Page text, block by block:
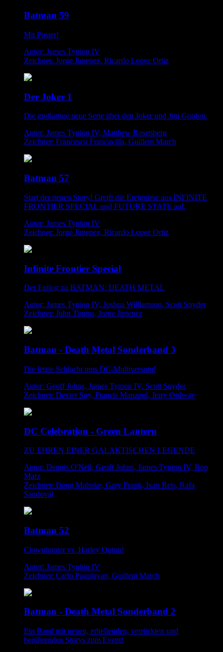
Batman 59
Mit Poster!
Autor: James Tynion IV
Zeichner: Jorge Jimenez, Ricardo Lopez Ortiz
Der Joker 1
Die großartige neue Serie über den Joker und Jim Gordon.
Autor: James Tynion IV, Matthew Rosenberg
Zeichner: Francesco Francavilla, Guillem March
Batman 57
Start der neuen Story! Greift die Ereignisse aus INFINITE
FRONTIER SPECIAL und FUTURE STATE auf.
Autor: James Tynion IV
Zeichner: Jorge Jimenez, Ricardo Lopez Ortiz
Infinite Frontier Special
Der Epilog zu BATMAN: DEATH METAL
Autor: James Tynion IV, Joshua Williamson, Scott Snyder
Zeichner: John Timms, Jorge Jimenez
Batman - Death Metal Sonderband 3
Die letzte Schlacht ums DC-Multiversum!
Autor: Geoff Johns, James Tynion IV, Scott Snyder
Zeichner: Dexter Soy, Francis Manapul, Jerry Ordway
DC Celebration - Green Lantern
ZU EHREN EINER GALAKTISCHEN LEGENDE
Autor: Dennis O'Neil, Geoff Johns, James Tynion IV, Ron
Marz
Zeichner: Doug Mahnke, Gary Frank, Ivan Reis, Rafa
Sandoval
Batman 52
Clownhunter vs. Harley Quinn!
Autor: James Tynion IV
Zeichner: Carlo Pagulayan, Guillem March
Batman - Death Metal Sonderband 2
Ein Band mit neuen, erhellenden, verrückten und
berührenden Storys zum Event!